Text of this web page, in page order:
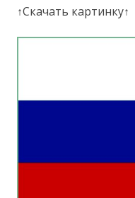
↑Скачать картинку↑